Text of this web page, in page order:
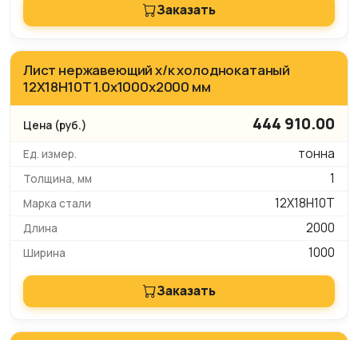
Заказать
Лист нержавеющий х/к холоднокатаный
12Х18Н10Т 1.0х1000х2000 мм
444 910.00
тонна
1
12Х18Н10Т
2000
1000
Заказать